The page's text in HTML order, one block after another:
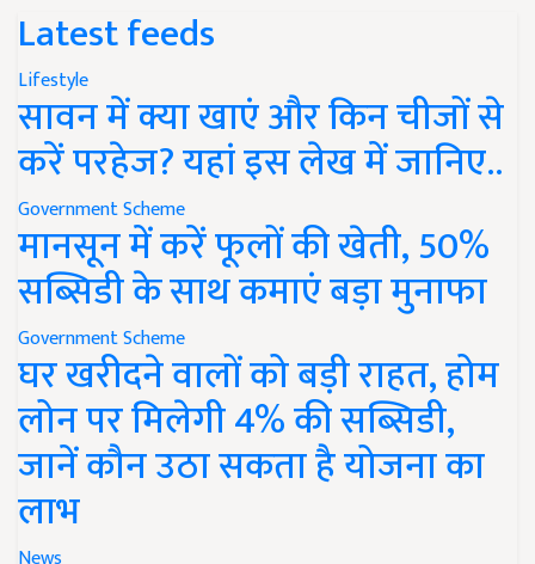
Latest feeds
Lifestyle
सावन में क्या खाएं और किन चीजों से
करें परहेज? यहां इस लेख में जानिए..
Government Scheme
मानसून में करें फूलों की खेती, 50%
सब्सिडी के साथ कमाएं बड़ा मुनाफा
Government Scheme
घर खरीदने वालों को बड़ी राहत, होम
लोन पर मिलेगी 4% की सब्सिडी,
जानें कौन उठा सकता है योजना का
लाभ